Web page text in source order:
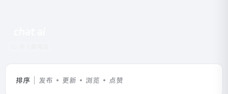
排序 发布 更新 浏览 点赞